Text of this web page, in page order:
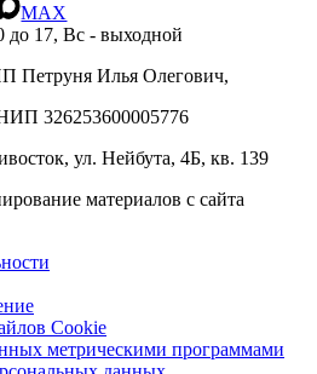
MAX
до 17, Вс - выходной
Петруня Илья Олегович,
326253600005776
ул. Нейбута, 4Б, кв. 139
материалов с сайта
Cookie
метрическими программами